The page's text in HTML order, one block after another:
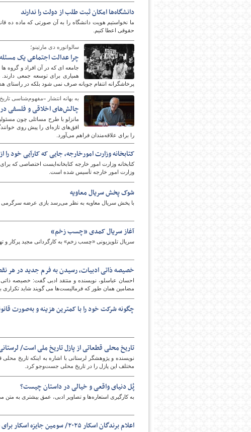
دانشگاه‌ها امکان ثبت طلب از دولت را ندارند
ما نخواستیم هویت دانشگاه را به آن صورتی که ماده
حقوقی اعطا کنیم.
سالواتوره دی مارتینو؛
چرا عدالت اجتماعی یک
جامعه ای که در آن افراد و گروه
همیاری برای توسعه جمعی
پرخاشگرانه انتفام جویانه صرف نمی شود بلکه در
به بهانه انتشار «مفهوم‌شناسی
چالش‌های اخلاقی و فلسفی
مانزلو با طرح مسائلی چون
افق‌های تازه‌ای را پیش روی
را برای علاقه‌مندان فراهم می‌آورد.
کتابخانه وزارت امورخارجه، جایی که کارآیی خود
کتابخانه وزارت امور خارجه کتابخانه‌ایست اختصاصی که
وزارت امور خارجه تأسیس شده است.
شوک پخش سریال معاویه
با پخش سریال معاویه به نظر می‌رسد بازی عرضه سرگرمی
آغاز سریال کمدی «چسب زخم»
سریال تلویزیونی «چسب زخم» به کارگردانی مجید پرکار
خصیصه ذاتی ادبیات، رسیدن به فرم جدید در هر
احسان عباسلو، نویسنده و منتقد ادبی گفت: خصیصه
مضامین همان طور که فرمالیست‌ها می گویند شاید تکراری
چگونه شرکت خود را با کمترین هزینه و به‌صورت
تاریخ محلی قطعاتی از پازل تاریخ ملی است/
نویسنده و پژوهشگر لرستانی با اشاره به اینکه تاریخ
مختلف این پازل را در تاریخ محلی جست‌وجو کرد.
پُل دنیای واقعی و خیالی در داستان چیست؟
به کارگیری استعاره‌ها و تصاویر ادبی، عمق بیشتری به
اعلام برندگان اسکار ۲۰۲۵/ سومین جایزه اسکار برای سینمای ایران